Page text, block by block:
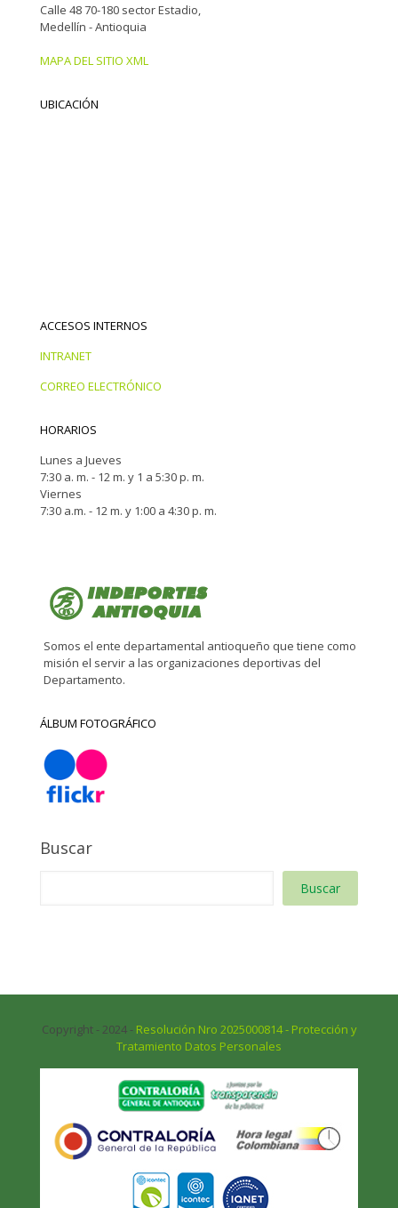
Calle 48 70-180 sector Estadio,
Medellín - Antioquia
MAPA DEL SITIO XML
UBICACIÓN
ACCESOS INTERNOS
INTRANET
CORREO ELECTRÓNICO
HORARIOS
Lunes a Jueves
7:30 a. m. - 12 m. y 1 a 5:30 p. m.
Viernes
7:30 a.m. - 12 m. y 1:00 a 4:30 p. m.
Somos el ente departamental antioqueño que tiene como
misión el servir a las organizaciones deportivas del
Departamento.
ÁLBUM FOTOGRÁFICO
Buscar
Buscar
Copyright - 2024 - Resolución Nro 2025000814 - Protección y
Tratamiento Datos Personales